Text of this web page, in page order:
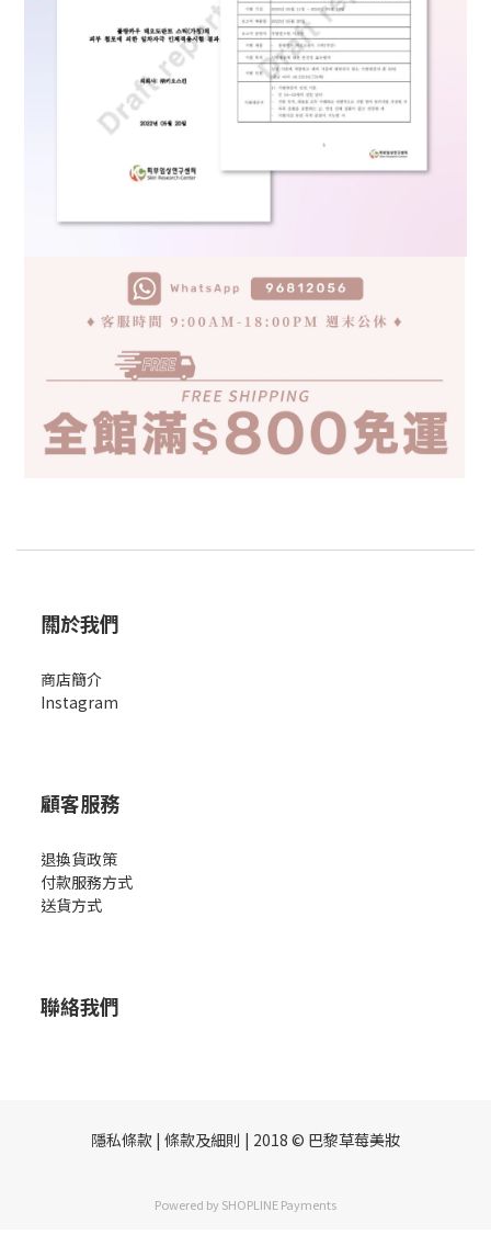
關於我們
商店簡介
Instagram
顧客服務
退換貨政策
付款服務方式
送貨方式
聯絡我們
隱私條款 | 條款及細則 | 2018 © 巴黎草莓美妝
Powered bySHOPLINE Payments